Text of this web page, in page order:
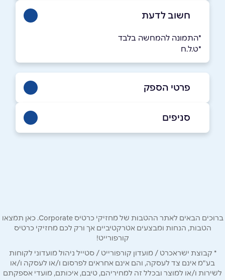
חשוב לדעת
*התמונה להמחשה בלבד
*ט.ל.ח
פרטי הספק
באתר בפייסבוק
טלפון*
סניפים
ברוכים הבאים לאתר ההטבות של מחזיקי כרטיס Corporate. כאן תמצאו
הטבות, הנחות ומבצעים אטרקטיביים אך ורק לכם מחזיקי כרטיס
קורפורייט!
* קבוצת ישראכרט / מועדון קורפורייט / סטייל ניהול מועדוני לקוחות
בע"מ אינם צד לעסקה, והם אינם אחראים לפרסום ו/או לעסקה ו/או
לשירות ו/או למוצר ובכלל זה למחיריהם, טיבם, איכותם, מועדי אספקתם